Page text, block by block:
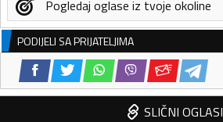
Pogledaj oglase iz tvoje okoline
PODIJELI SA PRIJATELJIMA
SLIČNI OGLASI